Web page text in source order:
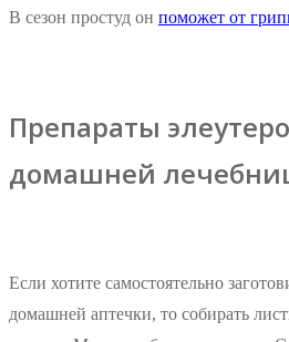
В сезон простуд он поможет от
Препараты
домашней
Если хотите самостоятельно
домашней аптечки, то собирать